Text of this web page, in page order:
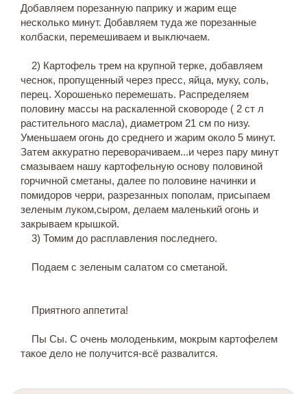
Добавляем порезанную паприку и жарим еще
несколько минут. Добавляем туда же порезанные
колбаски, перемешиваем и выключаем.
2) Картофель трем на крупной терке, добавляем
чеснок, пропущенный через пресс, яйца, муку, соль,
перец. Хорошенько перемешать. Распределяем
половину массы на раскаленной сковороде ( 2 ст л
растительного масла), диаметром 21 см по низу.
Уменьшаем огонь до среднего и жарим около 5 минут.
Затем аккуратно переворачиваем...и через пару минут
смазываем нашу картофельную основу половиной
горчичной сметаны, далее по половине начинки и
помидоров черри, разрезанных пополам, присыпаем
зеленым луком,сыром, делаем маленький огонь и
закрываем крышкой.
3) Томим до расплавления последнего.
Подаем с зеленым салатом со сметаной.
Приятного аппетита!
Пы Сы. С очень молоденьким, мокрым картофелем
такое дело не получится-всё развалится.